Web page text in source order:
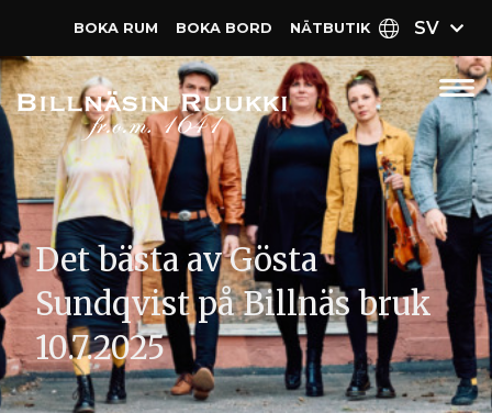
BOKA RUM BOKA BORD NÄT­BUTIK SV
Det bästa av Gösta
Sundqvist på Billnäs bruk
10.7.2025